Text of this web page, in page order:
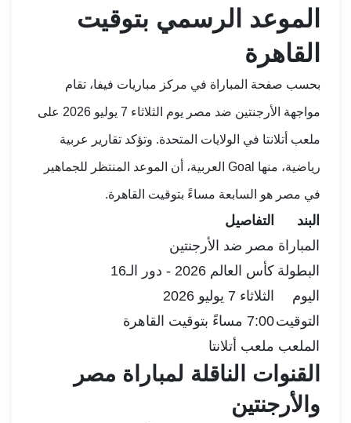
الموعد الرسمي بتوقيت
القاهرة
بحسب صفحة المباراة في مركز مباريات فيفا، تقام
مواجهة الأرجنتين ضد مصر يوم الثلاثاء 7 يوليو 2026 على
ملعب أتلانتا في الولايات المتحدة. وتؤكد تقارير عربية
رياضية، منها Goal العربية ، أن الموعد المنتظر للجماهير
في مصر هو السابعة مساءً بتوقيت القاهرة.
البند التفاصيل
المباراة مصر ضد الأرجنتين
البطولة كأس العالم 2026 - دور الـ16
اليوم
الثلاثاء 7 يوليو 2026
التوقيت7:00 مساءً بتوقيت القاهرة
الملعب ملعب أتلانتا
القنوات الناقلة لمباراة مصر
والأرجنتين